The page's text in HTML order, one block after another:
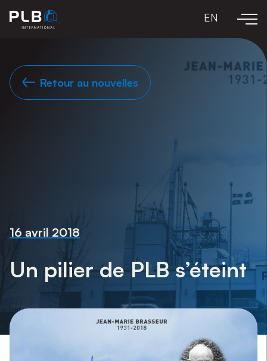
EN
Retour au nouvelles
16 avril 2018
Un pilier de PLB s’éteint